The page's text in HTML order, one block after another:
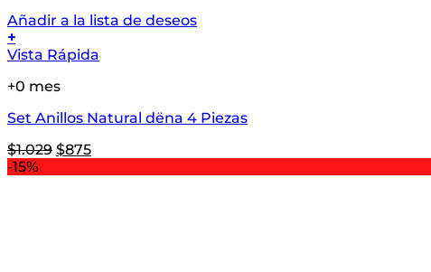
Añadir a la lista de deseos
+
Vista Rápida
+0 mes
Set Anillos Natural dëna 4 Piezas
$1.029 El
$875El
-15%